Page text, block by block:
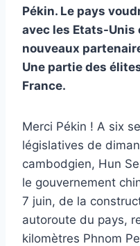
Pékin. Le pays
avec les Etats-Unis
nouveaux
Une partie des
France.
Merci Pékin ! A six
législatives de
cambodgien, Hun
le gouvernement
7 juin, de la
autoroute du pays,
kilomètres Phnom